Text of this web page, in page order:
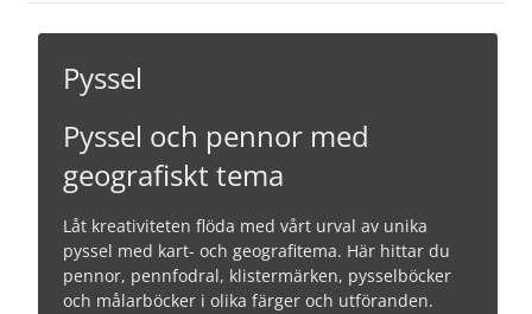
Pyssel
Pyssel och pennor med
geografiskt tema
Låt kreativiteten flöda med vårt urval av unika
pyssel med kart- och geografitema. Här hittar du
pennor, pennfodral, klistermärken, pysselböcker
och målarböcker i olika färger och utföranden.